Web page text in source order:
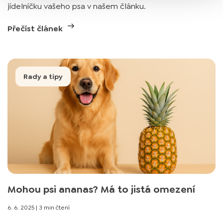
jídelníčku vašeho psa v našem článku.
Přečíst článek
Rady a tipy
Mohou psi ananas? Má to jistá omezení
6. 6. 2025 | 3 min čtení